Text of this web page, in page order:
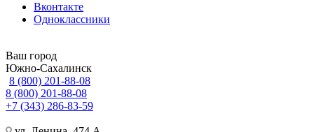
Вконтакте
Одноклассники
Ваш город
Южно-Сахалинск
8 (800) 201-88-08
8 (800) 201-88-08
+7 (343) 286-83-59